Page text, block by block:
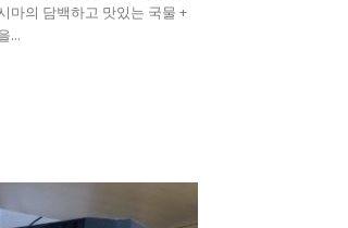
마의 담백하고 맛있는 국물 +
...